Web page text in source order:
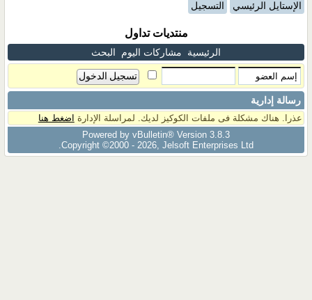
الإستايل الرئيسي التسجيل
منتديات تداول
الرئيسية مشاركات اليوم البحث
رسالة إدارية
عذرا. هناك مشكلة فى ملفات الكوكيز لديك. لمراسلة الإدارة اضغط هنا
Powered by vBulletin® Version 3.8.3
Copyright ©2000 - 2026, Jelsoft Enterprises Ltd.